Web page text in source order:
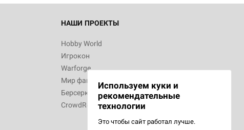
НАШИ ПРОЕКТЫ
Hobby World
Игрокон
Warforge
Мир фантастики
Берсерк
CrowdRepublic
Используем куки и
рекомендательные
технологии
Это чтобы сайт работал лучше.